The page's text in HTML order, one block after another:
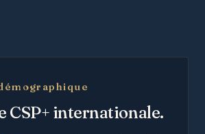
CSP+ internationale.